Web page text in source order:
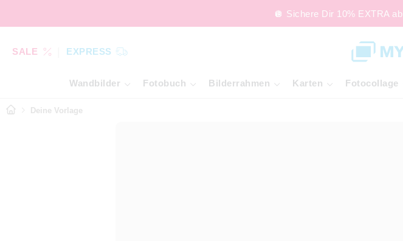
🪩 Sichere Dir 10% EXTRA
SALE EXPRESS
Wandbilder Fotobuch Bilderrahmen Karten Fotocollage
Deine Vorlage